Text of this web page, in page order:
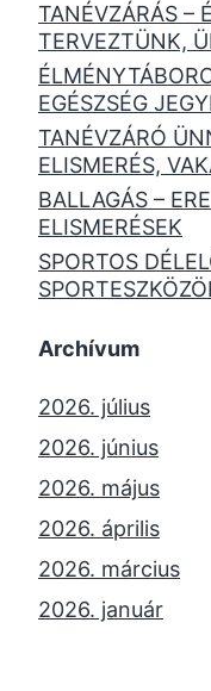
TANÉVZÁRÁS –
TERVEZTÜNK,
EGÉSZSÉG
TANÉVZÁRÓ
ELISMERÉS,
BALLAGÁS –
ELISMERÉSEK
SPORTOS
Archívum
2026. július
2026. június
2026. május
2026. április
2026. március
2026. január